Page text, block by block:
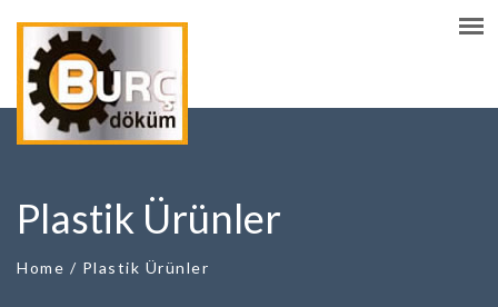
Plastik Ürünler
Home / Plastik Ürünler